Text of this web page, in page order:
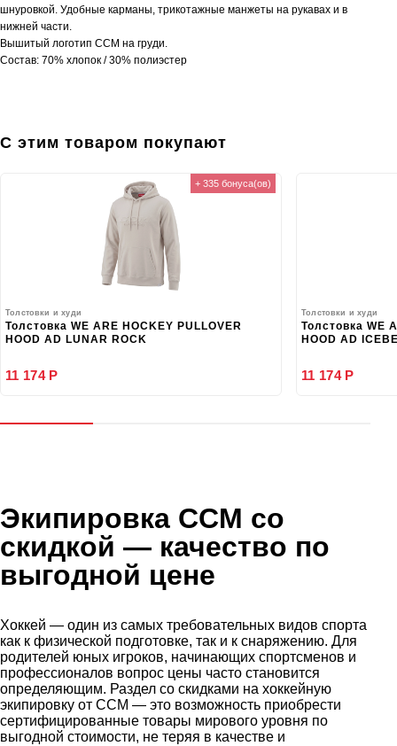
шнуровкой. Удобные карманы, трикотажные манжеты на рукавах и в
нижней части.
Вышитый логотип ССМ на груди.
Состав: 70% хлопок / 30% полиэстер
С этим товаром покупают
+ 335 бонуса(ов)
Толстовки и худи
Толстовка WE ARE HOCKEY PULLOVER
HOOD AD LUNAR ROCK
11 174 Р
Толстовки и худи
Толстовка WE
HOOD AD
11 174 Р
Экипировка CCM со
скидкой — качество по
выгодной цене
Хоккей — один из самых требовательных видов спорта
как к физической подготовке, так и к снаряжению. Для
родителей юных игроков, начинающих спортсменов и
профессионалов вопрос цены часто становится
определяющим. Раздел со скидками на хоккейную
экипировку от CCM — это возможность приобрести
сертифицированные товары мирового уровня по
выгодной стоимости, не теряя в качестве и